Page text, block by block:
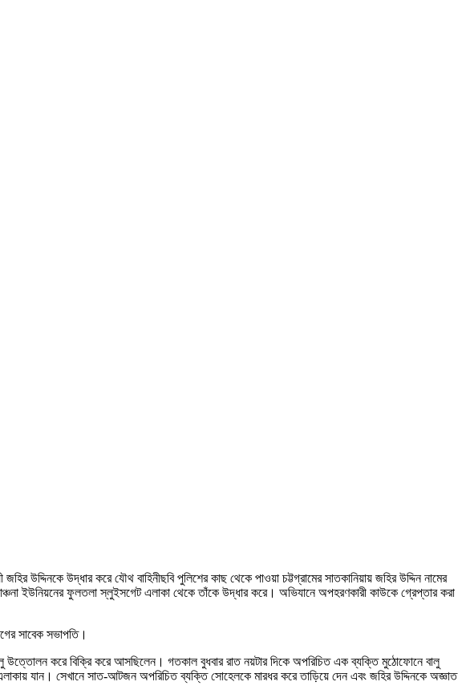
উদ্দিনকে উদ্ধার করে যৌথ বাহিনীছবি পুলিশের কাছ থেকে পাওয়া চট্টগ্রামের সাতকানিয়ায় জহির উদ্দিন নামের
ইউনিয়নের ফুলতলা স্লুইসগেট এলাকা থেকে তাঁকে উদ্ধার করে। অভিযানে অপহরণকারী কাউকে গ্রেপ্তার করা
সাবেক সভাপতি।
বালু উত্তোলন করে বিক্রি করে আসছিলেন। গতকাল বুধবার রাত নয়টার দিকে অপরিচিত এক ব্যক্তি মুঠোফোনে বালু
যান। সেখানে সাত-আটজন অপরিচিত ব্যক্তি সোহেলকে মারধর করে তাড়িয়ে দেন এবং জহির উদ্দিনকে অজ্ঞাত